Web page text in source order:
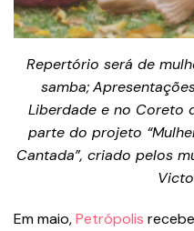
Repertório será de
samba;
Liberdade e no Coreto
parte do projeto
Cantada”, criado pelos
Em maio,Petrópolis